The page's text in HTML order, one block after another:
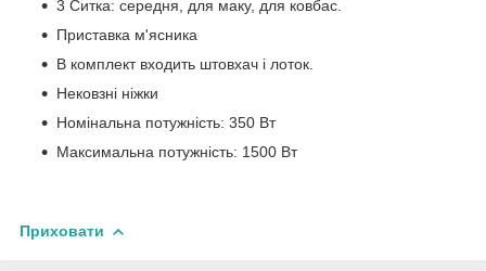
3 Ситка: середня, для маку, для ковбас.
Приставка м'ясника
В комплект входить штовхач і лоток.
Нековзні ніжки
Номінальна потужність: 350 Вт
Максимальна потужність: 1500 Вт
Приховати